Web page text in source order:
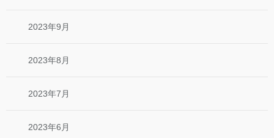
2023年9月
2023年8月
2023年7月
2023年6月